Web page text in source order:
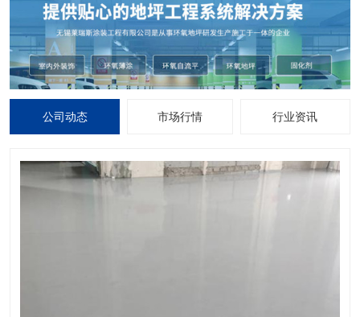
公司动态 市场行情 行业资讯